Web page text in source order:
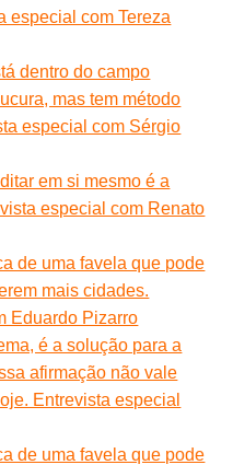
especial com Tereza
dentro do campo
mas tem método
especial com Sérgio
em si mesmo é a
especial com Renato
de uma favela que pode
mais cidades.
Eduardo Pizarro
é a solução para a
afirmação não vale
Entrevista especial
de uma favela que pode